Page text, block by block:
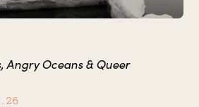
Angry Oceans & Queer